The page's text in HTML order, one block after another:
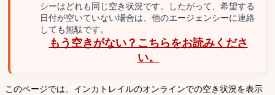
シーはどれも同じ空き状況です。したがって、希望する
日付が空いていない場合は、他のエージェンシーに連絡
しても無駄です。
もう空きがない？こちらをお読みくださ
い。
このページでは、インカトレイルのオンラインでの空き状況を表示